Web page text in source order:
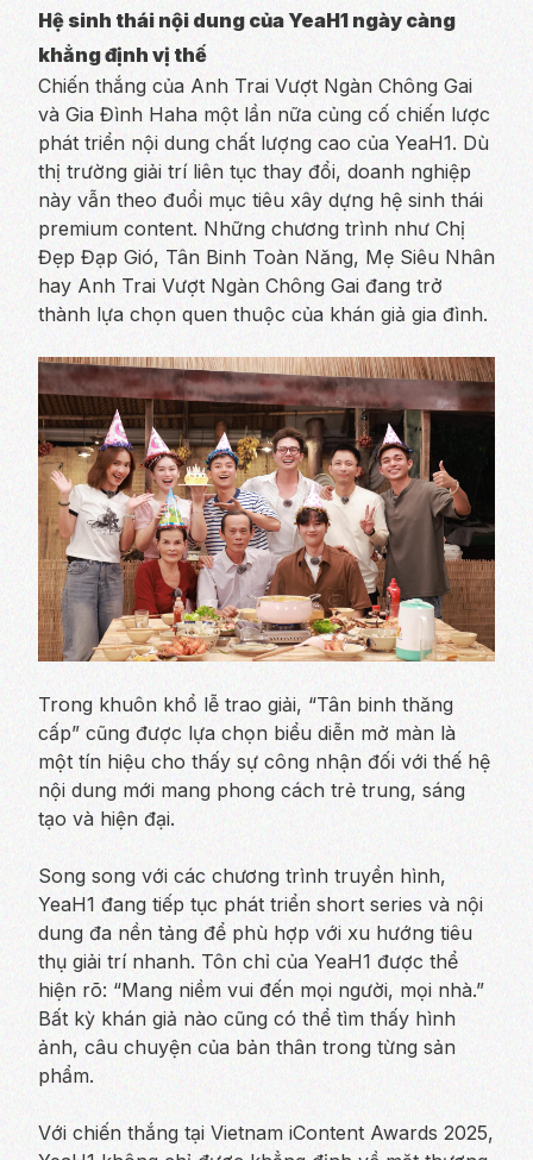
Hệ sinh thái nội dung của YeaH1 ngày càng
khẳng định vị thế
Chiến thắng của Anh Trai Vượt Ngàn Chông Gai
và Gia Đình Haha một lần nữa củng cố chiến lược
phát triển nội dung chất lượng cao của YeaH1. Dù
thị trường giải trí liên tục thay đổi, doanh nghiệp
này vẫn theo đuổi mục tiêu xây dựng hệ sinh thái
premium content. Những chương trình như Chị
Đẹp Đạp Gió, Tân Binh Toàn Năng, Mẹ Siêu Nhân
hay Anh Trai Vượt Ngàn Chông Gai đang trở
thành lựa chọn quen thuộc của khán giả gia đình.
Trong khuôn khổ lễ trao giải, “Tân binh thăng
cấp” cũng được lựa chọn biểu diễn mở màn là
một tín hiệu cho thấy sự công nhận đối với thế hệ
nội dung mới mang phong cách trẻ trung, sáng
tạo và hiện đại.
Song song với các chương trình truyền hình,
YeaH1 đang tiếp tục phát triển short series và nội
dung đa nền tảng để phù hợp với xu hướng tiêu
thụ giải trí nhanh. Tôn chỉ của YeaH1 được thể
hiện rõ: “Mang niềm vui đến mọi người, mọi nhà.”
Bất kỳ khán giả nào cũng có thể tìm thấy hình
ảnh, câu chuyện của bản thân trong từng sản
phẩm.
Với chiến thắng tại Vietnam iContent Awards 2025,